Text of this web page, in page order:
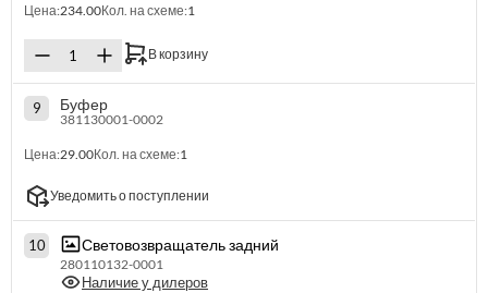
Цена:234.00Кол. на схеме:1
В корзину
9 Буфер
381130001-0002
Цена:29.00Кол. на схеме:1
Уведомить о поступлении
10 Световозвращатель задний
280110132-0001
Наличие у дилеров